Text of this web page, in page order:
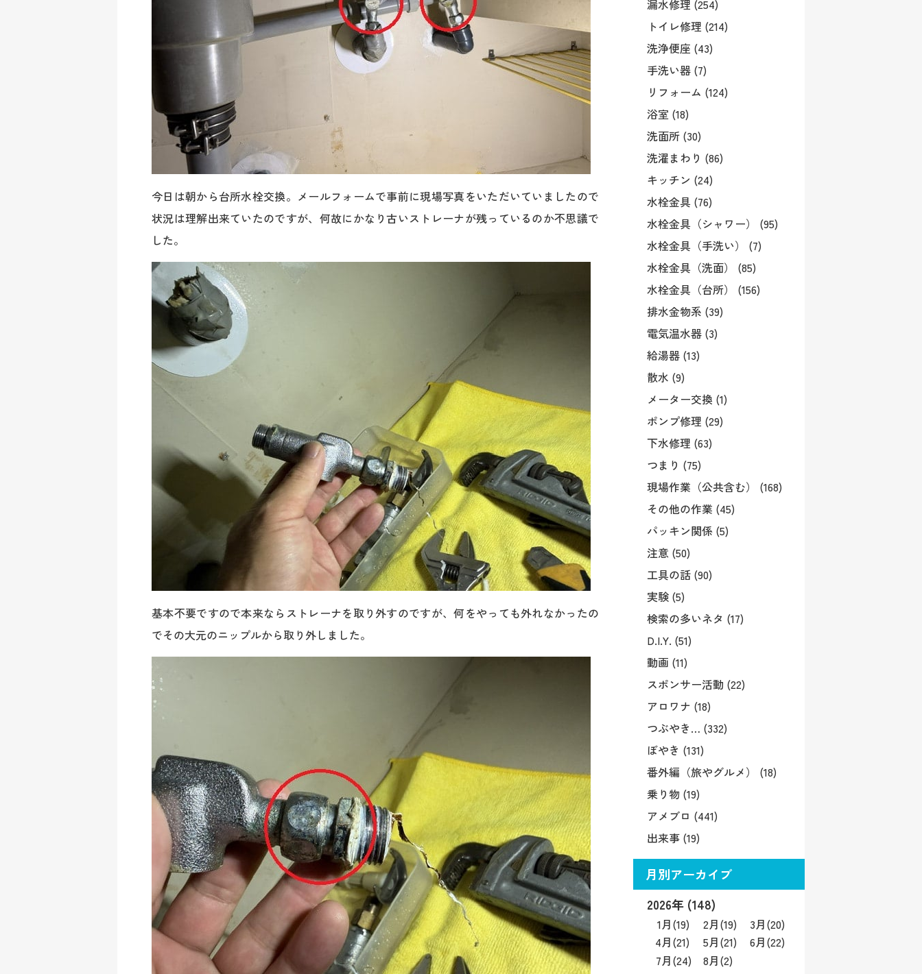
漏水修理 (254)
トイレ修理 (214)
洗浄便座 (43)
手洗い器 (7)
リフォーム (124)
浴室 (18)
洗面所 (30)
洗濯まわり (86)
キッチン (24)
水栓金具 (76)
水栓金具（シャワー） (95)
水栓金具（手洗い） (7)
水栓金具（洗面） (85)
水栓金具（台所） (156)
排水金物系 (39)
電気温水器 (3)
給湯器 (13)
散水 (9)
メーター交換 (1)
ポンプ修理 (29)
下水修理 (63)
つまり (75)
現場作業（公共含む） (168)
その他の作業 (45)
パッキン関係 (5)
注意 (50)
工具の話 (90)
実験 (5)
検索の多いネタ (17)
D.I.Y. (51)
動画 (11)
スポンサー活動 (22)
アロワナ (18)
つぶやき… (332)
ぼやき (131)
番外編（旅やグルメ） (18)
乗り物 (19)
アメブロ (441)
出来事 (19)
月別アーカイブ
2026年 (148)
1月(19) 2月(19) 3月(20)
4月(21) 5月(21) 6月(22)
7月(24) 8月(2)
今日は朝から台所水栓交換。メールフォームで事前に現場写真をいただいていましたので
状況は理解出来ていたのですが、何故にかなり古いストレーナが残っているのか不思議で
した。
基本不要ですので本来ならストレーナを取り外すのですが、何をやっても外れなかったの
でその大元のニップルから取り外しました。